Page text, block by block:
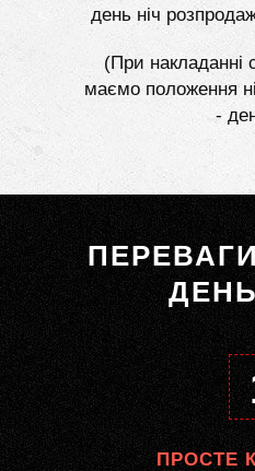
день ніч
(При накладанні
маємо положення
-
ПРОСТЕ